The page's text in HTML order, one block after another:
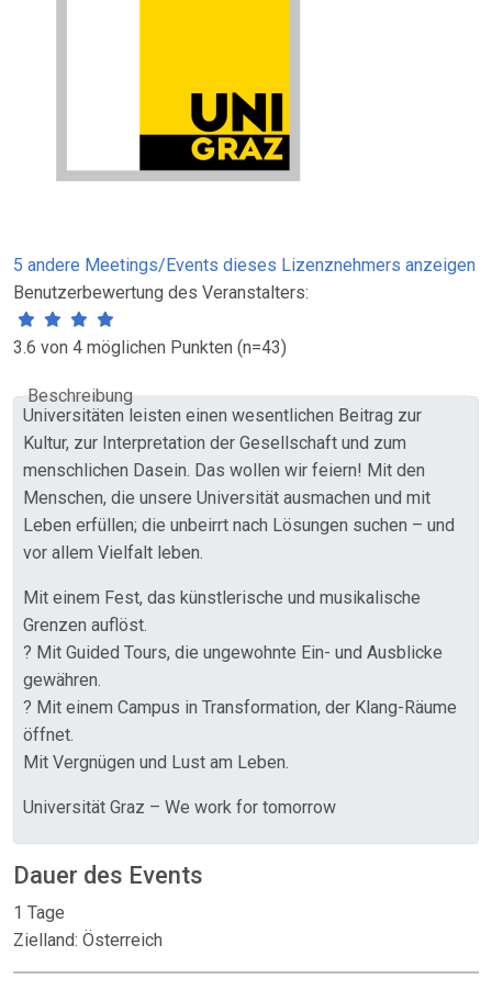
5 andere Meetings/Events dieses Lizenznehmers anzeigen
Benutzerbewertung des Veranstalters:
3.6 von 4 möglichen Punkten (n=43)
Beschreibung
Universitäten leisten einen wesentlichen Beitrag zur
Kultur, zur Interpretation der Gesellschaft und zum
menschlichen Dasein. Das wollen wir feiern! Mit den
Menschen, die unsere Universität ausmachen und mit
Leben erfüllen; die unbeirrt nach Lösungen suchen – und
vor allem Vielfalt leben.
Mit einem Fest, das künstlerische und musikalische
Grenzen auflöst.
? Mit Guided Tours, die ungewohnte Ein- und Ausblicke
gewähren.
? Mit einem Campus in Transformation, der Klang-Räume
öffnet.
Mit Vergnügen und Lust am Leben.
Universität Graz – We work for tomorrow
Dauer des Events
1 Tage
Zielland: Österreich